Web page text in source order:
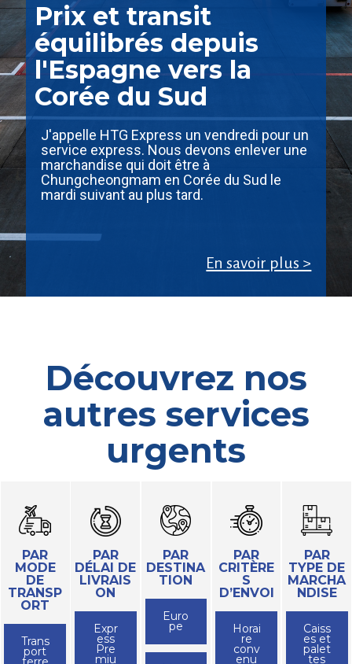
Prix et transit
équilibrés depuis
l'Espagne vers la
Corée du Sud
J'appelle HTG Express un vendredi pour un
service express. Nous devons enlever une
marchandise qui doit être à
Chungcheongmam en Corée du Sud le
mardi suivant au plus tard.
En savoir plus >
Découvrez nos
autres services
urgents
PAR
MODE
DE
TRANSP
ORT
Trans
port
PAR
DÉLAI DE
LIVRAIS
ON
Expr
ess
Pre
miu
PAR
DESTINA
TION
Euro
pe
PAR
CRITÈRE
S
D’ENVOI
Horai
re
conv
enu
PAR
TYPE DE
MARCHA
NDISE
Caiss
es et
palet
tes